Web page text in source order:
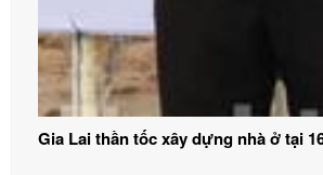
Gia Lai thần tốc xây dựng nhà ở tại